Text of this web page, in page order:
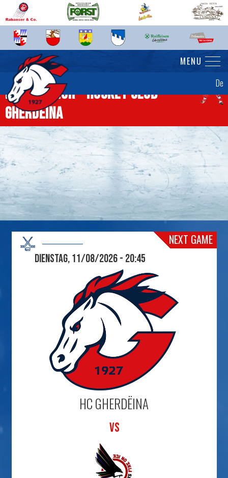
De
MENU
News Senior - Hockey Club
Gherdëina
NEXT GAME
Dienstag, 11/08/2026 - 20:45
HC GHERDËINA
VS